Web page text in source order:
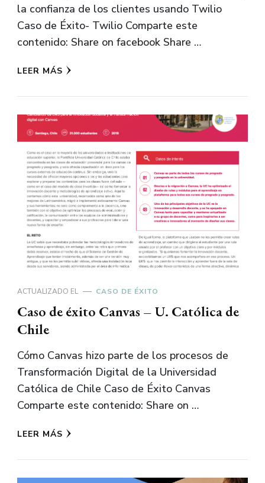
la confianza de los clientes usando Twilio
Caso de Éxito- Twilio Comparte este
contenido: Share on facebook Share …
LEER MÁS
ACTUALIZADO EL CASO DE ÉXITO
Caso de éxito Canvas – U. Católica de
Chile
Cómo Canvas hizo parte de los procesos de
Transformación Digital de la Universidad
Católica de Chile Caso de Éxito Canvas
Comparte este contenido: Share on …
LEER MÁS